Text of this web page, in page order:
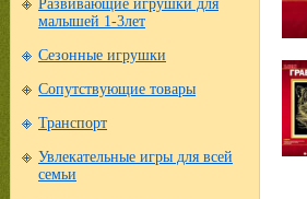
Развивающие игрушки для
малышей 1-3лет
Сезонные игрушки
Сопутствующие товары
Транспорт
Увлекательные игры для всей
семьи